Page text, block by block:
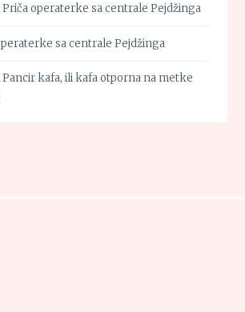
Priča operaterke sa centrale Pejdžinga
sa centrale Pejdžinga
Pancir kafa, ili kafa otporna na metke